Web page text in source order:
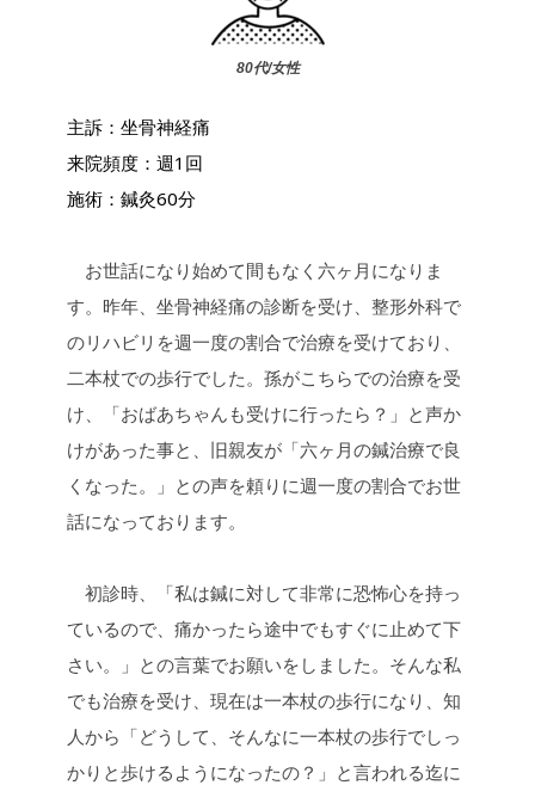
80代/女性
主訴：坐骨神経痛
来院頻度：週1回
施術：鍼灸60分
お世話になり始めて間もなく六ヶ月になりま
す。昨年、坐骨神経痛の診断を受け、整形外科で
のリハビリを週一度の割合で治療を受けており、
二本杖での歩行でした。孫がこちらでの治療を受
け、「おばあちゃんも受けに行ったら？」と声か
けがあった事と、旧親友が「六ヶ月の鍼治療で良
くなった。」との声を頼りに週一度の割合でお世
話になっております。
初診時、「私は鍼に対して非常に恐怖心を持っ
ているので、痛かったら途中でもすぐに止めて下
さい。」との言葉でお願いをしました。そんな私
でも治療を受け、現在は一本杖の歩行になり、知
人から「どうして、そんなに一本杖の歩行でしっ
かりと歩けるようになったの？」と言われる迄に